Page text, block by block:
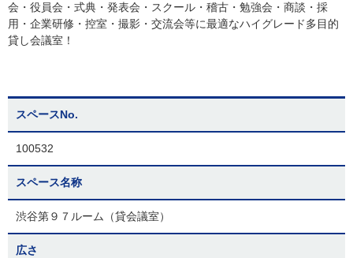
会・役員会・式典・発表会・スクール・稽古・勉強会・商談・採
用・企業研修・控室・撮影・交流会等に最適なハイグレード多目的
貸し会議室！
スペースNo.
100532
スペース名称
渋谷第９７ルーム（貸会議室）
広さ